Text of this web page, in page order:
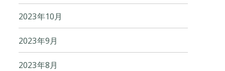
2023年10月
2023年9月
2023年8月